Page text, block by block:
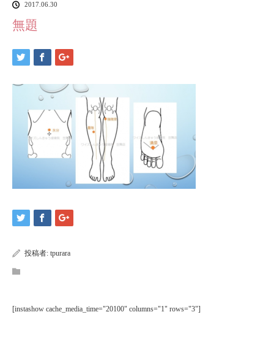
2017.06.30
無題
投稿者: tpurara
[instashow cache_media_time="20100" columns="1" rows="3"]